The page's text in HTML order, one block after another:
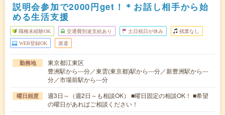
説明会参加で2000円get！＊お話し相手から始
める生活支援
職種未経験OK 交通費別途支給あり 土日祝日が休み 残業なし
WEB登録OK 派遣
勤務地
東京都江東区
豊洲駅から---分／東雲(東京都)駅から---分／新豊洲駅から---
分／市場前駅から---分
曜日頻度
週3日～（週2日～も相談OK） ■曜日固定の相談OK！ ■希望
の曜日があればご相談ください！